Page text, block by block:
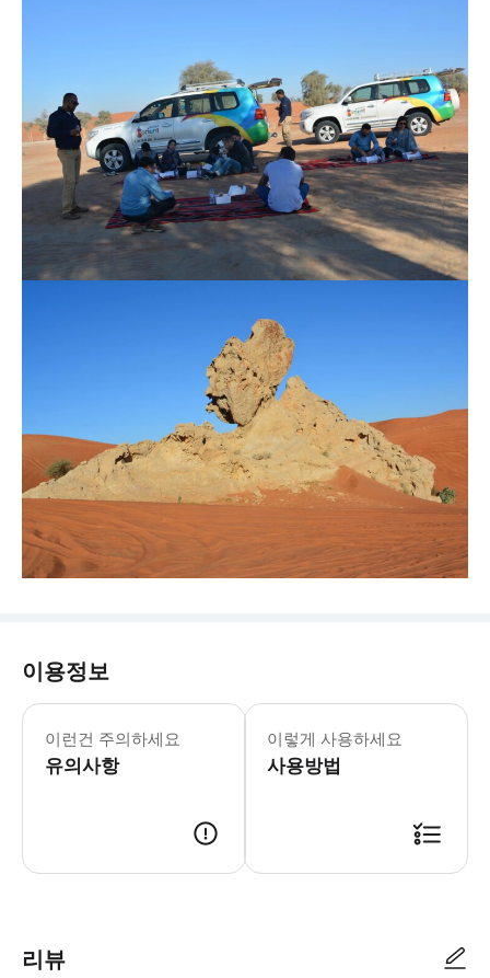
이용정보
이런건 주의하세요
유의사항
만 4.99세 미만의 아동, 본 투어는 적
이렇게 사용하세요
사용방법
리뷰